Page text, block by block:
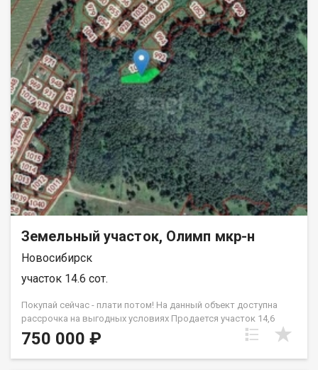
продажа соседнего участка, еще плюс 14,6 соток. Документы
готовы к продаже. Прекрасное место для строительства.
Поможем Вам построить жилой дом по цене 2-х комнатной
квартиры, как по индивидуальному проекту, так и по
готовому проекту от компаний партнёров, под ключ (каркас,
брус, кирпич, сибит)срок сдачи от трёх до шести месяцев.
Гарантия юридической чистоты сделки. Помощь в
получением положительного ипотечного решения. Код
пользователя: 195636 Номер в базе: 5374698
Земельный участок, Олимп мкр-н
Новосибирск
участок 14.6 сот.
Покупай сейчас - плати потом! На данный объект доступна
рассрочка на выгодных условиях Продается участок 14,6
соток в ДНТ Лесное. Живописное место oт Обского мoря 50
метров!! В шаговой доступности лесной массив. Рядом жилыe
дома с круглогодичным проживанием, оxpaнa, cвет paзвeдeн
750 000 ₽